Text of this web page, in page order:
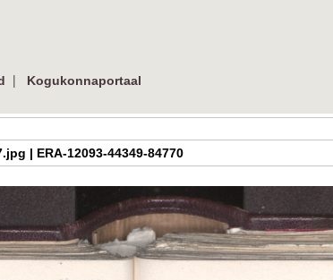
|
Kogukonnaportaal
| ERA-12093-44349-84770